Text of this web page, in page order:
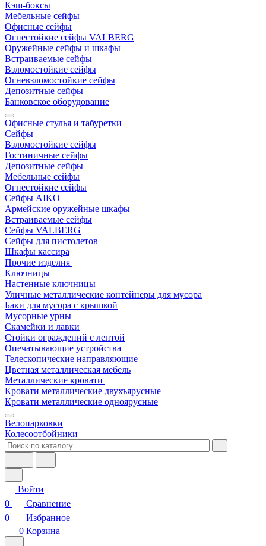
Кэш-боксы
Мебельные сейфы
Офисные сейфы
Огнестойкие сейфы VALBERG
Оружейные сейфы и шкафы
Встраиваемые сейфы
Взломостойкие сейфы
Огневзломостойкие сейфы
Депозитные сейфы
Банковское оборудование
Офисные стулья и табуретки
Сейфы
Взломостойкие сейфы
Гостиничные сейфы
Депозитные сейфы
Мебельные сейфы
Огнестойкие сейфы
Сейфы AIKO
Армейские оружейные шкафы
Встраиваемые сейфы
Сейфы VALBERG
Сейфы для пистолетов
Шкафы кассира
Прочие изделия
Ключницы
Настенные ключницы
Уличные металлические контейнеры для мусора
Баки для мусора с крышкой
Мусорные урны
Скамейки и лавки
Стойки ограждений с лентой
Опечатывающие устройства
Телескопические направляющие
Цветная металлическая мебель
Металлические кровати
Кровати металлические двухъярусные
Кровати металлические одноярусные
Велопарковки
Колесоотбойники
Войти
0
Сравнение
0
Избранное
0 Корзина